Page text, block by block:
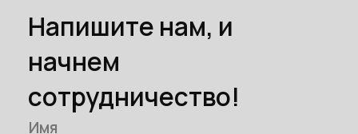
Напишите нам, и
начнем
сотрудничество!